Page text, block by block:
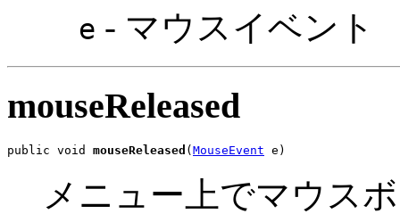
e - マウスイベント
mouseReleased
public void mouseReleased (MouseEvent e)
メニュー上でマウス